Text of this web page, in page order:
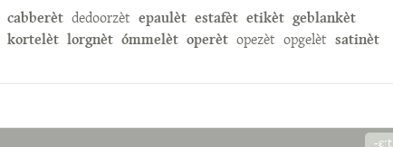
cabberèt dedoorzèt epaulèt estafèt etikèt geblankèt
kortelèt lorgnèt ómmelèt operèt opezèt opgelèt satinèt
-ɛˑt